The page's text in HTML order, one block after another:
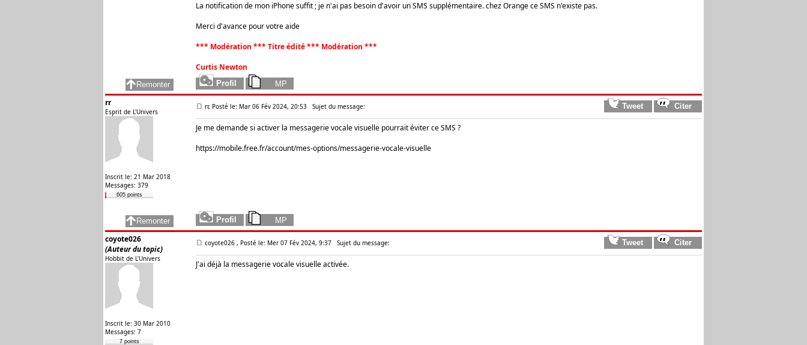
La notification de mon iPhone suffit ; je n'ai pas besoin d'avoir un SMS supplémentaire. chez Orange ce SMS n'existe pas.
Merci d'avance pour votre aide
*** Modération *** Titre édité *** Modération ***
Curtis Newton
rr
Esprit de L'Univers
Inscrit le: 21 Mar 2018
Messages: 379
605 points
rr, Posté le: Mar 06 Fév 2024, 20:53 Sujet du message:
Je me demande si activer la messagerie vocale visuelle pourrait éviter ce SMS ?
https://mobile.free.fr/account/mes-options/messagerie-vocale-visuelle
coyote026
(Auteur du topic)
Hobbit de L'Univers
Inscrit le: 30 Mar 2010
Messages: 7
7 points
coyote026 , Posté le: Mer 07 Fév 2024, 9:37 Sujet du message:
J'ai déjà la messagerie vocale visuelle activée.